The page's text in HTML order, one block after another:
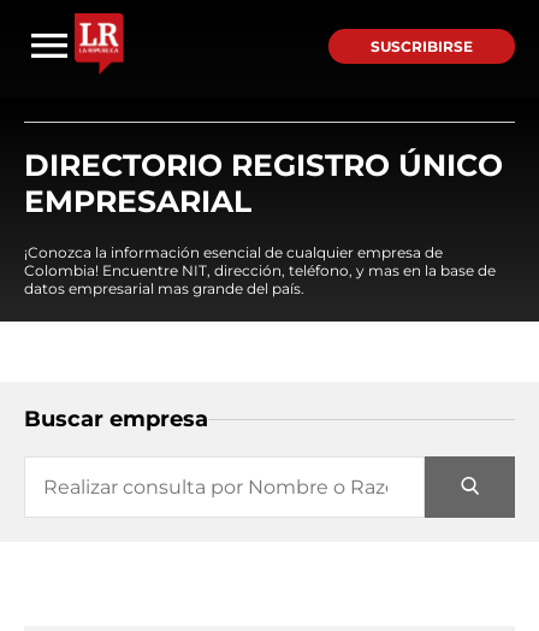
SUSCRIBIRSE
DIRECTORIO REGISTRO ÚNICO
EMPRESARIAL
¡Conozca la información esencial de cualquier empresa de
Colombia! Encuentre NIT, dirección, teléfono, y mas en la base de
datos empresarial mas grande del país.
Buscar empresa